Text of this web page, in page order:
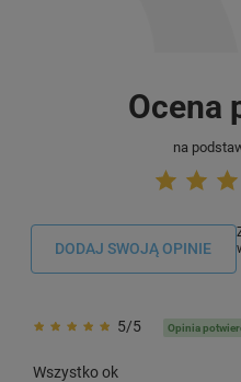
Ocena
na
DODAJ SWOJĄ OPINIE
5/5 Opinia
Wszystko ok